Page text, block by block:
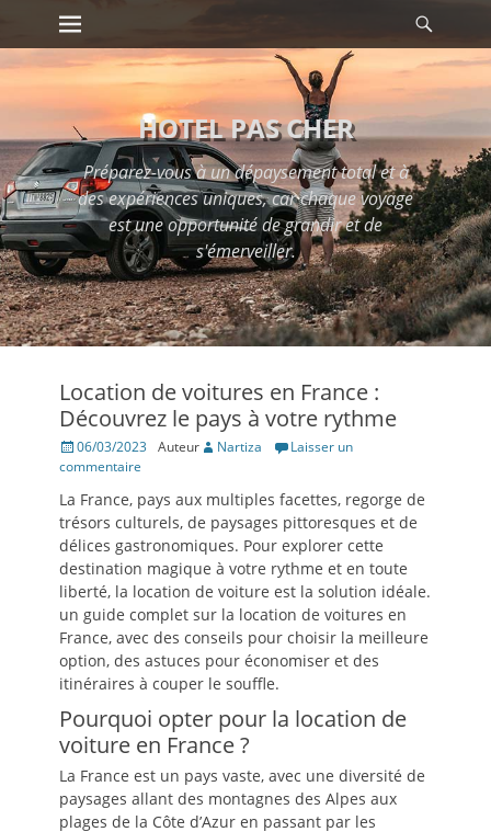
Passer
au
contenu
Premier menu
HOTEL PAS CHER
Préparez-vous à un dépaysement total et à
des expériences uniques, car chaque voyage
est une opportunité de grandir et de
s'émerveiller.
Location de voitures en France :
Découvrez le pays à votre rythme
Posté
le
06/03/2023 Auteur Nartiza
Laisser un
commentaire
La France, pays aux multiples facettes, regorge de
trésors culturels, de paysages pittoresques et de
délices gastronomiques. Pour explorer cette
destination magique à votre rythme et en toute
liberté, la location de voiture est la solution idéale.
un guide complet sur la location de voitures en
France, avec des conseils pour choisir la meilleure
option, des astuces pour économiser et des
itinéraires à couper le souffle.
Pourquoi opter pour la location de
voiture en France ?
La France est un pays vaste, avec une diversité de
paysages allant des montagnes des Alpes aux
plages de la Côte d’Azur en passant par les